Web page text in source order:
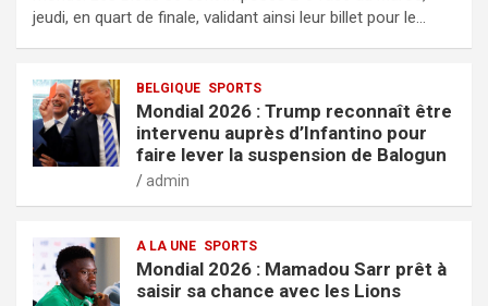
jeudi, en quart de finale, validant ainsi leur billet pour le…
BELGIQUE SPORTS
Mondial 2026 : Trump reconnaît être
intervenu auprès d’Infantino pour
faire lever la suspension de Balogun
admin
A LA UNE SPORTS
Mondial 2026 : Mamadou Sarr prêt à
saisir sa chance avec les Lions